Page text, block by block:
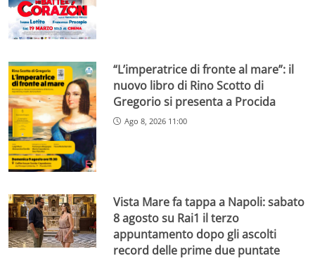
“L’imperatrice di fronte al mare”: il
nuovo libro di Rino Scotto di
Gregorio si presenta a Procida
Ago 8, 2026 11:00
Vista Mare fa tappa a Napoli: sabato
8 agosto su Rai1 il terzo
appuntamento dopo gli ascolti
record delle prime due puntate